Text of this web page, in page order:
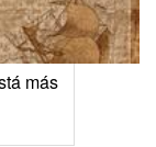
más